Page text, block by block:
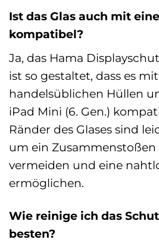
Ist das Glas auch mit
kompatibel?
Ja, das Hama
ist so gestaltet, dass es
handelsüblichen Hüllen
iPad Mini (6. Gen.)
Ränder des Glases sind
um ein
vermeiden und eine
ermöglichen.
Wie reinige ich das
besten?